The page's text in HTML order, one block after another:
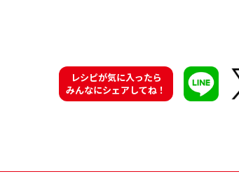
レシピが気に入ったら
みんなにシェアしてね！